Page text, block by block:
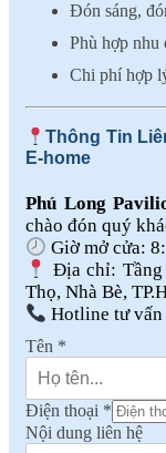
Đón sáng,
Phù hợp nhu
Chi phí hợp
Thông Tin
E-home
Phú Long
chào đón quý
Giờ mở cửa:
Địa chỉ: Tầng
Thọ, Nhà Bè,
Hotline tư
Tên *
Điện thoại *
Nội dung liên hệ